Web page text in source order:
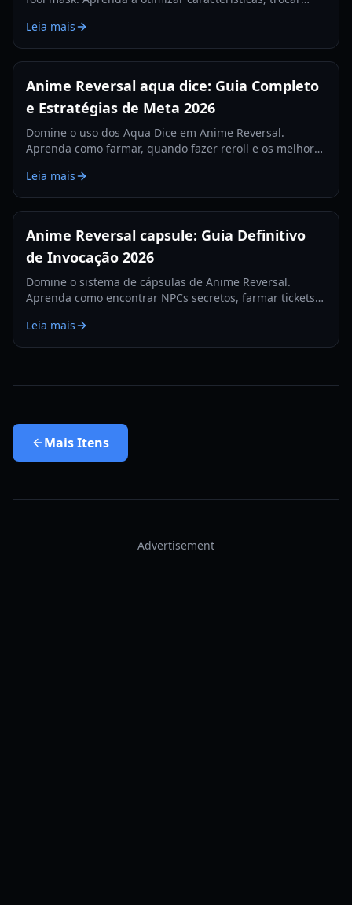
especializado.
Leia mais
Anime Reversal aqua dice: Guia Completo
e Estratégias de Meta 2026
Domine o uso dos Aqua Dice em Anime Reversal.
Aprenda como farmar, quando fazer reroll e os melhores
Leia mais
Anime Reversal capsule: Guia Definitivo
de Invocação 2026
Domine o sistema de cápsulas de Anime Reversal.
Aprenda como encontrar NPCs secretos, farmar tickets
2026.
Leia mais
MaisItens
Advertisement